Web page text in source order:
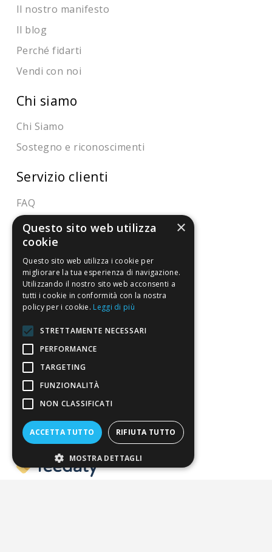
Il nostro manifesto
Il blog
Perché fidarti
Vendi con noi
Chi siamo
Chi Siamo
Sostegno e riconoscimenti
Servizio clienti
FAQ
Riferimenti da controllare
Condizioni di vendita
Termini di vendita
Spedizione
Resi
4,7/5
Eccellente
3.821
Recensioni
×
Questo sito web utilizza
cookie
Questo sito web utilizza i cookie per
migliorare la tua esperienza di navigazione.
Utilizzando il nostro sito web acconsenti a
tutti i cookie in conformità con la nostra
policy per i cookie. Leggi di più
STRETTAMENTE NECESSARI
PERFORMANCE
TARGETING
FUNZIONALITÀ
NON CLASSIFICATI
ACCETTA TUTTO RIFIUTA TUTTO
MOSTRA DETTAGLI